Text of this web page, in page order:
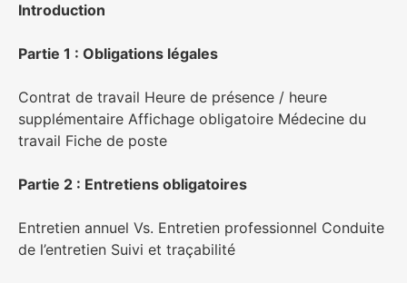
Introduction
Partie 1 : Obligations légales
Contrat de travail Heure de présence / heure
supplémentaire Affichage obligatoire Médecine du
travail Fiche de poste
Partie 2 : Entretiens obligatoires
Entretien annuel Vs. Entretien professionnel Conduite
de l’entretien Suivi et traçabilité